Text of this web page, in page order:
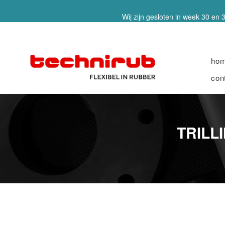
Wij zijn gesloten in week 30 en